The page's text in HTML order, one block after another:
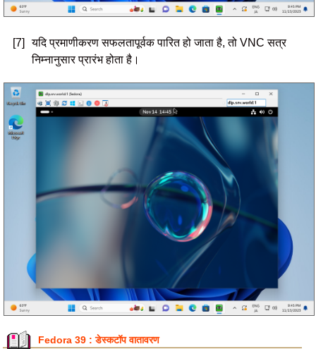
[7]
यदि प्रमाणीकरण सफलतापूर्वक पारित हो जाता है, तो VNC सत्र
निम्नानुसार प्रारंभ होता है।
Fedora 39 : डेस्कटॉप वातावरण